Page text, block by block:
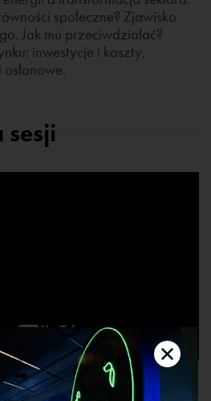
społeczne? Zjawisko
Jak mu przeciwdziałać?
inwestycje i koszty,
sesji